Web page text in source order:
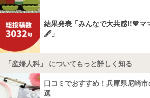
結果発表「みんなで大共感!!💖マ
🖋️」
「産婦人科」 についてもっと詳しく知る
口コミでおすすめ！兵庫県尼崎
選